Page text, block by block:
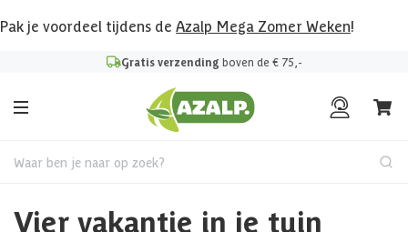
Pak je voordeel tijdens de Azalp Mega Zomer Weken!
Gratis verzending boven de € 75,-
Waar ben je naar op zoek?
Vier vakantie in je tuin